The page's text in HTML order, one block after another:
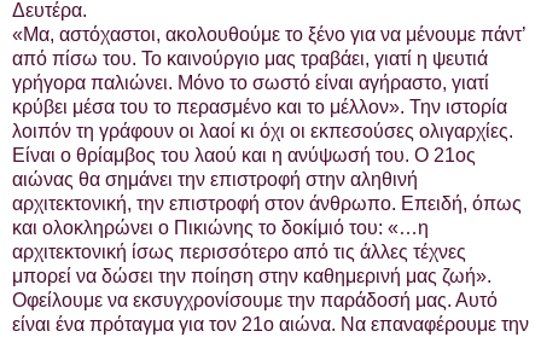
Δευτέρα.
«Μα, αστόχαστοι, ακολουθούμε το ξένο για να μένουμε πάντ’
από πίσω του. Το καινούργιο μας τραβάει, γιατί η ψευτιά
γρήγορα παλιώνει. Μόνο το σωστό είναι αγήραστο, γιατί
κρύβει μέσα του το περασμένο και το μέλλον». Την ιστορία
λοιπόν τη γράφουν οι λαοί κι όχι οι εκπεσούσες ολιγαρχίες.
Είναι ο θρίαμβος του λαού και η ανύψωσή του. Ο 21ος
αιώνας θα σημάνει την επιστροφή στην αληθινή
αρχιτεκτονική, την επιστροφή στον άνθρωπο. Επειδή, όπως
και ολοκληρώνει ο Πικιώνης το δοκίμιό του: «…η
αρχιτεκτονική ίσως περισσότερο από τις άλλες τέχνες
μπορεί να δώσει την ποίηση στην καθημερινή μας ζωή».
Οφείλουμε να εκσυγχρονίσουμε την παράδοσή μας. Αυτό
είναι ένα πρόταγμα για τον 21ο αιώνα. Να επαναφέρουμε την